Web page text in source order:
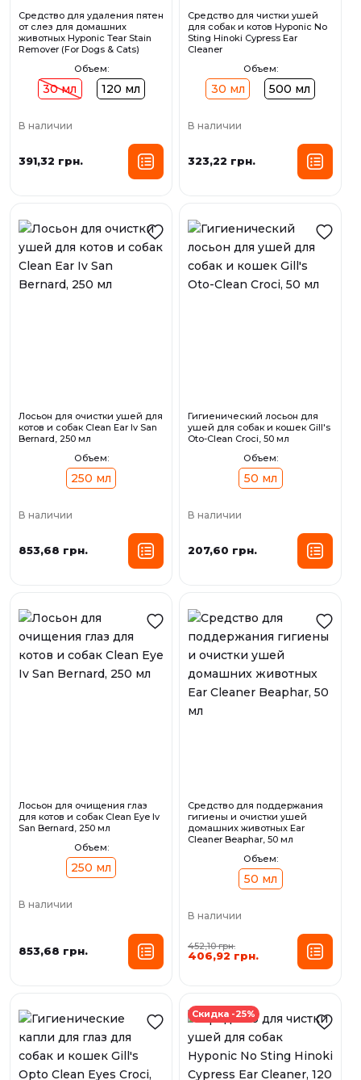
Средство для удаления пятен
от слез для домашних
животных Hyponic Tear Stain
Remover (For Dogs & Cats)
Объем:
30 мл 120 мл
В наличии
391,32 грн.
Средство для чистки ушей
для собак и котов Hyponic No
Sting Hinoki Cypress Ear
Cleaner
Объем:
30 мл 500 мл
В наличии
323,22 грн.
Лосьон для очистки ушей для
котов и собак Clean Ear Iv San
Bernard, 250 мл
Объем:
250 мл
В наличии
853,68 грн.
Гигиенический лосьон для
ушей для собак и кошек Gill's
Oto-Clean Croci, 50 мл
Объем:
50 мл
В наличии
207,60 грн.
Лосьон для очищения глаз
для котов и собак Clean Eye Iv
San Bernard, 250 мл
Объем:
250 мл
В наличии
853,68 грн.
Средство для поддержания
гигиены и очистки ушей
домашних животных Ear
Cleaner Beaphar, 50 мл
Объем:
50 мл
В наличии
452,10 грн.
406,92 грн.
Скидка -25%